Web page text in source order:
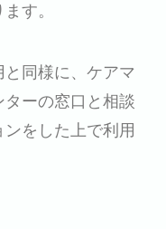
す。
同様に、ケアマ
ーの窓口と相談
をした上で利用